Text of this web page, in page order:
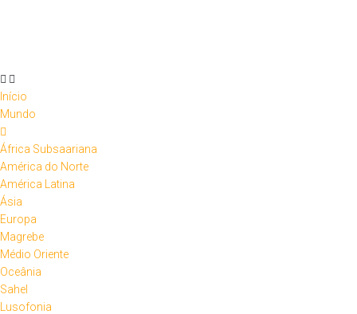
Início
Mundo
África Subsaariana
América do Norte
América Latina
Ásia
Europa
Magrebe
Médio Oriente
Oceânia
Sahel
Lusofonia